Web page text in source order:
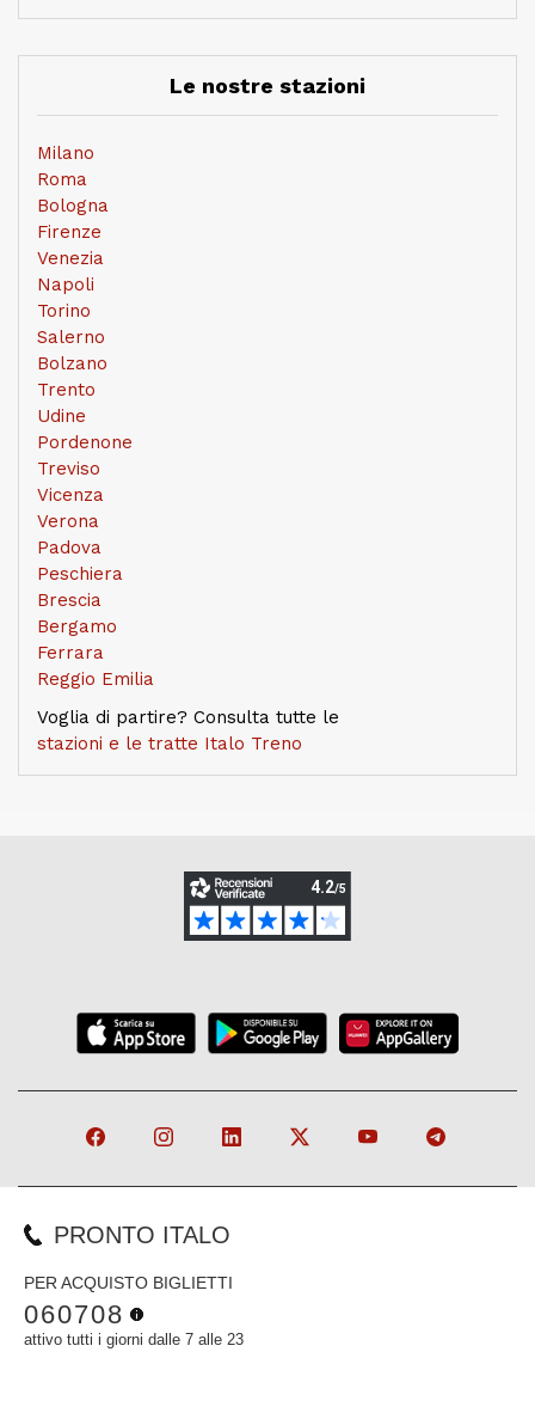
Le nostre stazioni
Milano
Roma
Bologna
Firenze
Venezia
Napoli
Torino
Salerno
Bolzano
Trento
Udine
Pordenone
Treviso
Vicenza
Verona
Padova
Peschiera
Brescia
Bergamo
Ferrara
Reggio Emilia
Voglia di partire? Consulta tutte le
stazioni e le tratte Italo Treno
PRONTO ITALO
PER ACQUISTO BIGLIETTI
060708
attivo tutti i giorni dalle 7 alle 23